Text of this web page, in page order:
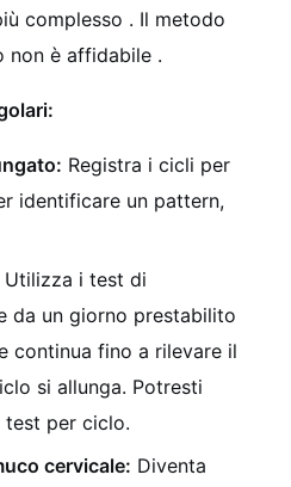
complesso . Il metodo
non è affidabile .
Registra i cicli per
identificare un pattern,
Utilizza i test di
da un giorno prestabilito
continua fino a rilevare il
si allunga. Potresti
per ciclo.
cervicale: Diventa